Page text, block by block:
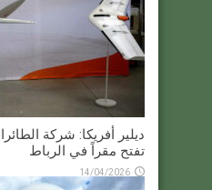
ديلير أفريكا: شركة
تفتح مقراً في الرباط
14/04/2026